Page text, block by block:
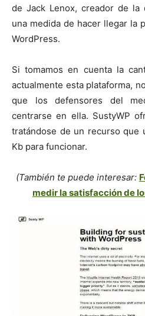
de Jack Lenox, creador de la
una medida de hacer llegar la
WordPress.
Si tomamos en cuenta la
actualmente esta plataforma,
que los defensores del
centrarse en ella. SustyWP
tratándose de un recurso que
Kb para funcionar.
(También te puede interesar:
medir la satisfacción de